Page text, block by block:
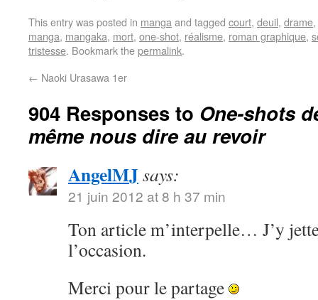
This entry was posted in manga and tagged court, deuil, drame,
manga, mangaka, mort, one-shot, réalisme, roman graphique,
tristesse. Bookmark thepermalink.
← Naoki Urasawa 1er
904 Responses to One-shots
même nous dire au revoir
AngelMJsays:
21 juin 2012 at 8 h 37 min
Ton article m’interpelle… J’y
l’occasion.
Merci pour le partage